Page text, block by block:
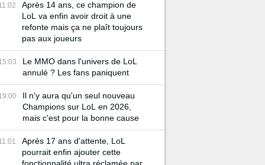
Après 14 ans, ce champion de
LoL va enfin avoir droit à une
refonte mais ça ne plaît toujours
pas aux joueurs
Le MMO dans l'univers de LoL
annulé ? Les fans paniquent
Il n'y aura qu'un seul nouveau
Champions sur LoL en 2026,
mais c'est pour la bonne cause
Après 17 ans d'attente, LoL
pourrait enfin ajouter cette